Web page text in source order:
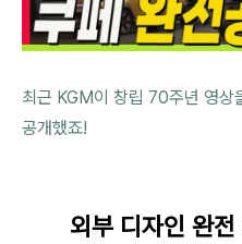
최근 KGM이 창립 70주년 영상
공개했죠!
외부 디자인 완